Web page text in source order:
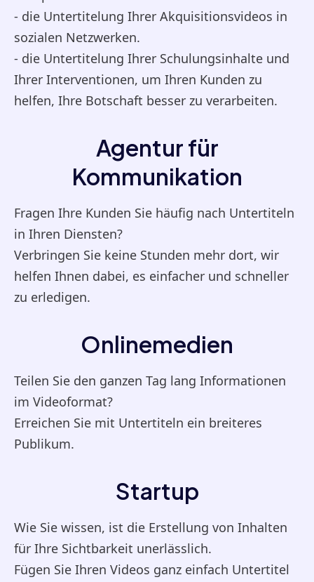
- die Untertitelung Ihrer Akquisitionsvideos in
sozialen Netzwerken.
- die Untertitelung Ihrer Schulungsinhalte und
Ihrer Interventionen, um Ihren Kunden zu
helfen, Ihre Botschaft besser zu verarbeiten.
Agentur für
Kommunikation
Fragen Ihre Kunden Sie häufig nach Untertiteln
in Ihren Diensten?
Verbringen Sie keine Stunden mehr dort, wir
helfen Ihnen dabei, es einfacher und schneller
zu erledigen.
Onlinemedien
Teilen Sie den ganzen Tag lang Informationen
im Videoformat?
Erreichen Sie mit Untertiteln ein breiteres
Publikum.
Startup
Wie Sie wissen, ist die Erstellung von Inhalten
für Ihre Sichtbarkeit unerlässlich.
Fügen Sie Ihren Videos ganz einfach Untertitel